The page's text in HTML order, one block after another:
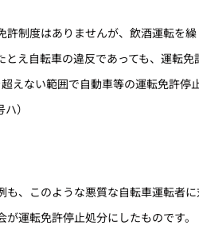
制度はありませんが、飲酒運転を
とえ自転車の違反であっても、運転
えない範囲で自動車等の運転免許
）
、このような悪質な自転車運転者
運転免許停止処分にしたものです。